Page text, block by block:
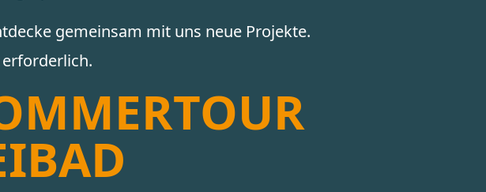
gemeinsam mit uns neue Projekte.